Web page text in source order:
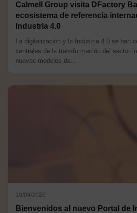
Calmell Group visita DFactory
ecosistema de referencia
Industria 4.0
La digitalización y la Industria 4.0 se han
centrales de la transformación del sector
nuevos modelos de...
10/04/2026
Bienvenidos al nuevo Portal de